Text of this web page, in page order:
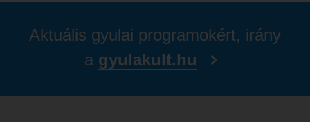
Aktuális gyulai programokért, irány
a gyulakult.hu